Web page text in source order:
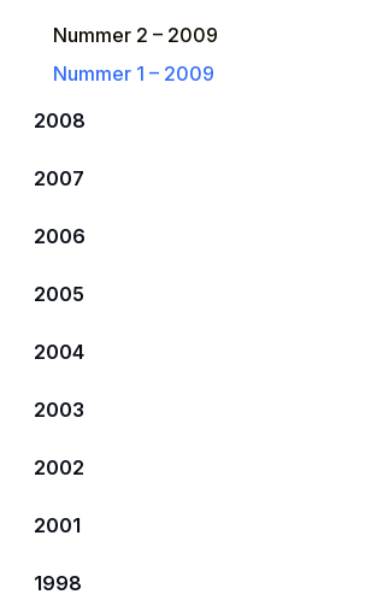
Nummer 2 – 2009
Nummer 1 – 2009
2008
2007
2006
2005
2004
2003
2002
2001
1998